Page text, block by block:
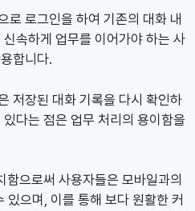
로 로그인을 하여 기존의 대화 내
속하게 업무를 이어가야 하는 사
합니다.
저장된 대화 기록을 다시 확인하
다는 점은 업무 처리의 용이함을
으로써 사용자들은 모바일과의
으며, 이를 통해 보다 원활한 커